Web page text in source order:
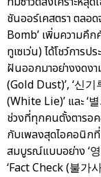
ชันออร์เคสตรา ตลอ
Bomb’ เพิ่มความคึ
ทูเซเว่น) ได้โชว์การ
ฝันออกมาอย่างงดงา
(Gold Dust)’, ‘신
(White Lie)’ และ ‘
ช่วงที่ทุกคนตั้งตารอ
กับเพลงสุดไอคอนิก
สมบูรณ์แบบอย่าง ‘영
‘Fact Check (불가